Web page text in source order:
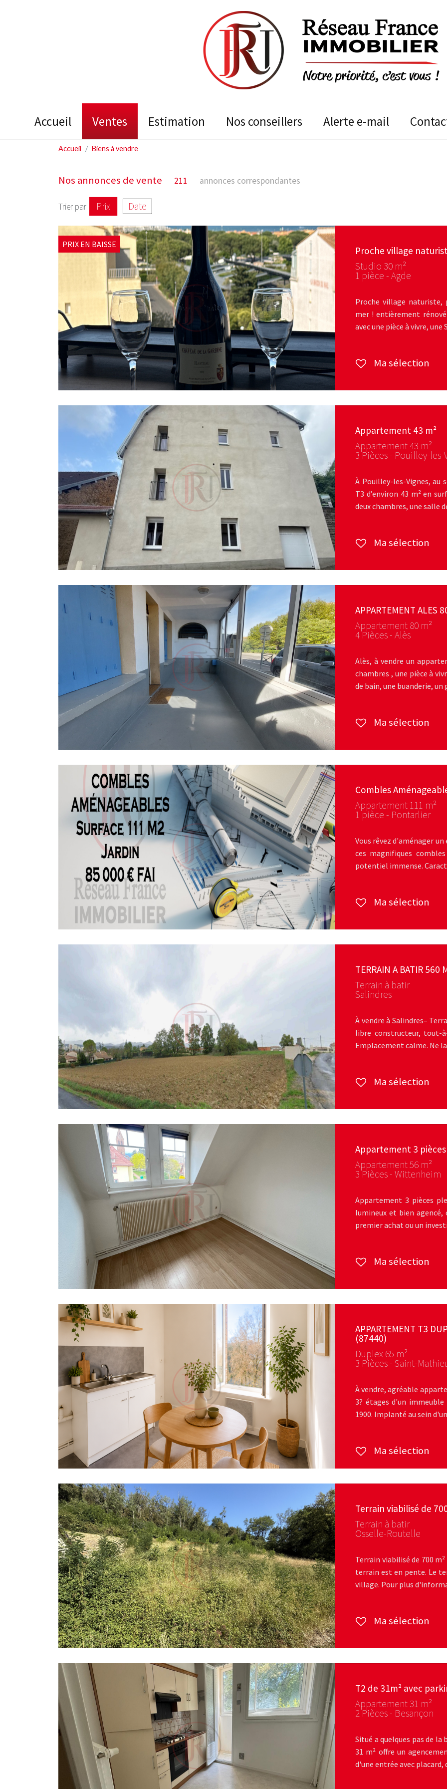
accueil ventes estimation nos conseillers alerte e-mail
Accueil Biens à vendre
Nos annonces de vente 211 annonces correspondantes
Trier par Prix Date
PRIX EN BAISSE
Proche village
Studio 30 m²
1 pièce - Agde
Proche village
mer ! entièrement
avec une pièce à vivre, une
Ma sélection
Appartement 43 m²
Appartement 43 m²
3 Pièces - Pouilley-les-
À Pouilley-les-Vignes, au
T3 d’environ 43 m² en
deux chambres, une salle
Ma sélection
APPARTEMENT ALES
Appartement 80 m²
4 Pièces - Alès
Alès, à vendre un
chambres , une pièce à
de bain, une buanderie, un
Ma sélection
Combles
Appartement 111 m²
1 pièce - Pontarlier
Vous rêvez d'aménager un
ces magnifiques
potentiel immense.
Ma sélection
TERRAIN A BATIR 560
Terrain à batir
Salindres
À vendre à Salindres–
libre constructeur, tout-
Emplacement calme. Ne
Ma sélection
Appartement 3
Appartement 56 m²
3 Pièces - Wittenheim
Appartement 3 pièces
lumineux et bien agencé,
premier achat ou un
Ma sélection
APPARTEMENT T3
(87440)
Duplex 65 m²
3 Pièces - Saint-
À vendre, agréable
3? étages d'un
1900. Implanté au sein
Ma sélection
Terrain viabilisé de
Terrain à batir
Osselle-Routelle
Terrain viabilisé de 700
terrain est en pente. Le
village. Pour plus
Ma sélection
T2 de 31m² avec
Appartement 31 m²
2 Pièces - Besançon
Situé a quelques pas de
31 m² offre un
d'une entrée avec placard,